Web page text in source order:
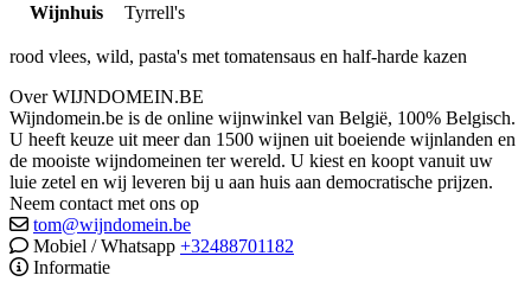
Wijnhuis
Tyrrell's
rood vlees, wild, pasta's met tomatensaus en half-harde kazen
Over WIJNDOMEIN.BE
Wijndomein.be is de online wijnwinkel van België, 100% Belgisch.
U heeft keuze uit meer dan 1500 wijnen uit boeiende wijnlanden en
de mooiste wijndomeinen ter wereld. U kiest en koopt vanuit uw
luie zetel en wij leveren bij u aan huis aan democratische prijzen.
Neem contact met ons op
tom@wijndomein.be
Mobiel / Whatsapp +32488701182
Informatie